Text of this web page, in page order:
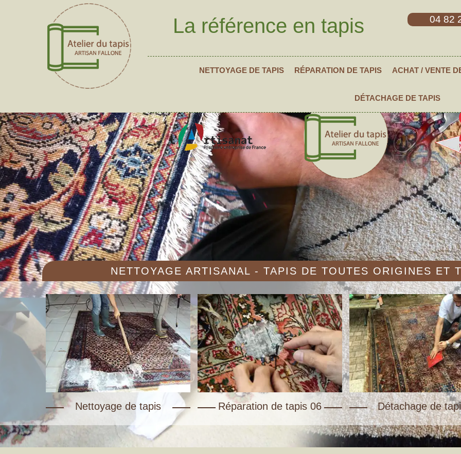
La référence en tapis 04 82
NETTOYAGE DE TAPIS RÉPARATION DE TAPIS ACHAT / VENTE
DÉTACHAGE DE TAPIS
NETTOYAGE ARTISANAL - TAPIS DE TOUTES ORIGINES ET
Nettoyage de tapis Réparation de tapis 06 Détachage de